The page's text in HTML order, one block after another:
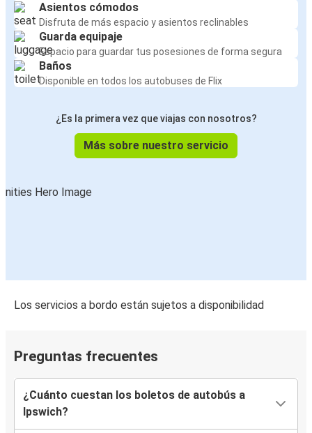
Asientos cómodos
Disfruta de más espacio y asientos reclinables
Guarda equipaje
Espacio para guardar tus posesiones de forma segura
Baños
Disponible en todos los autobuses de Flix
¿Es la primera vez que viajas con nosotros?
Más sobre nuestro servicio
Los servicios a bordo están sujetos a disponibilidad
Preguntas frecuentes
¿Cuánto cuestan los boletos de autobús a
Ipswich?